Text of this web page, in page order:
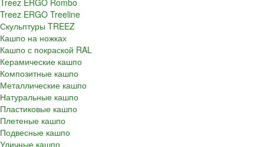
Treez ERGO Rombo
Treez ERGO Treeline
Скульптуры TREEZ
Кашпо на ножках
Кашпо с покраской RAL
Керамические кашпо
Композитные кашпо
Металлические кашпо
Натуральные кашпо
Пластиковые кашпо
Плетеные кашпо
Подвесные кашпо
Уличные кашпо